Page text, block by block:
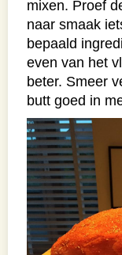
mixen. Proef
naar smaak
bepaald
even van het
beter. Smeer
butt goed in